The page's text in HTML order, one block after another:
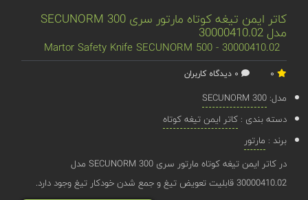
کاتر ایمن تیغه کوتاه مارتور سری SECUNORM 300
مدل 30000410.02
Martor Safety Knife SECUNORM 500 - 30000410.02
مدل:SECUNORM 300
دسته بندی :کاتر ایمن تیغه کوتاه
برند : مارتور
در کاتر ایمن تیغه کوتاه مارتور سری SECUNORM 300 مدل
30000410.02 قابلیت تعویض تیغ و جمع شدن خودکار تیغ وجود دارد.